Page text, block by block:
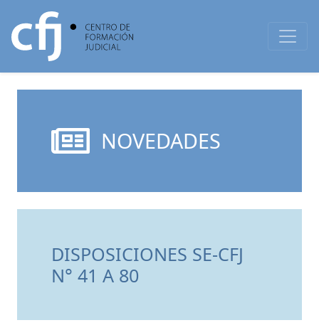
NOVEDADES
DISPOSICIONES SE-CFJ
N° 41 A 80